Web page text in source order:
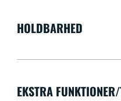
HOLDBARHED
EKSTRA